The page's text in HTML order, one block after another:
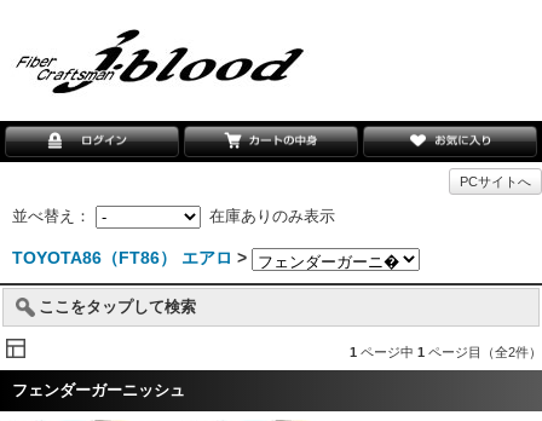
PCサイトへ
並べ替え： 在庫ありのみ表示
TOYOTA86（FT86） エアロ >
ここをタップして検索
1 ページ中 1 ページ目（全2件）
フェンダーガーニッシュ